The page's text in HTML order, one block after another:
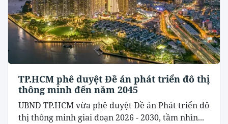
TP.HCM phê duyệt Đề án phát triển đô thị
thông minh đến năm 2045
UBND TP.HCM vừa phê duyệt Đề án Phát triển đô
thị thông minh giai đoạn 2026 - 2030, tầm nhìn...